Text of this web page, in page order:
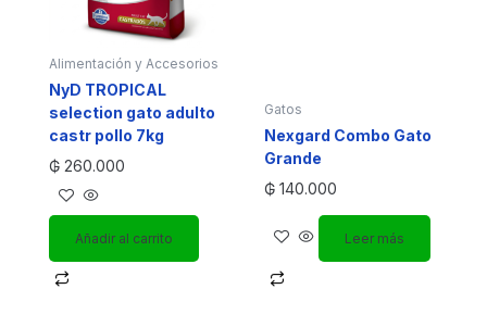
Alimentación y Accesorios
NyD TROPICAL
selection gato adulto
castr pollo 7kg
₲ 260.000
Añadir al carrito
Gatos
Nexgard Combo Gato
Grande
₲140.000
Leer más